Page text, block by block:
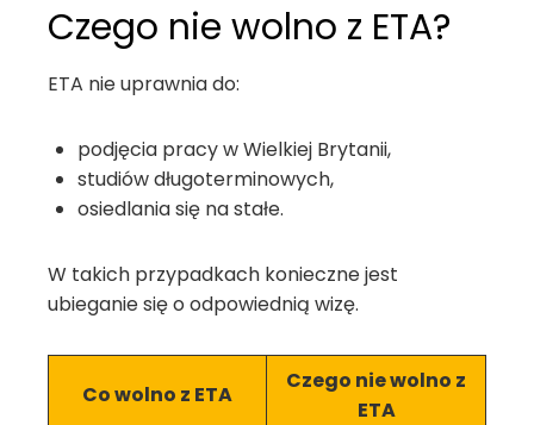
Czego nie wolno z ETA?
ETA nie uprawnia do:
podjęcia pracy w Wielkiej Brytanii,
studiów długoterminowych,
osiedlania się na stałe.
W takich przypadkach konieczne jest
ubieganie się o odpowiednią wizę.
Co wolno z ETA
Czego nie wolno z
ETA